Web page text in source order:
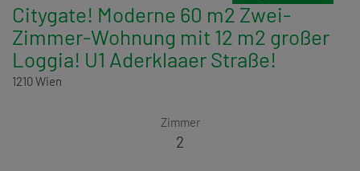
Citygate! Moderne 60 m2 Zwei-
Zimmer-Wohnung mit 12 m2 großer
Loggia! U1 Aderklaaer Straße!
1210 Wien
Zimmer
2